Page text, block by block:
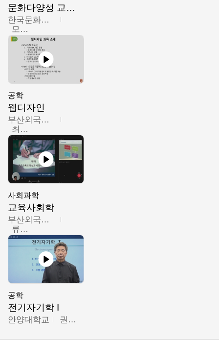
문화다양성 교육의 이해
한국문화예술교육진흥원
모경환,성상환,정문성
공학
웹디자인
부산외국어대학교
최진오
사회과학
교육사회학
부산외국어대학교
류영철
공학
전기자기학 I
안양대학교 권원현